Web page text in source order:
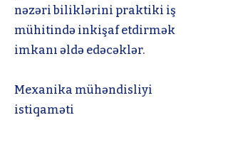
nəzəri biliklərini praktiki iş
mühitində inkişaf etdirmək
imkanı əldə edəcəklər.
Mexanika mühəndisliyi
istiqaməti